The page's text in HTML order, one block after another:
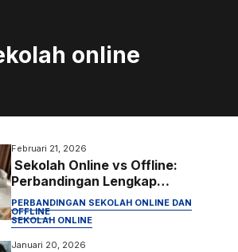
online
Februari 21, 2026
Sekolah Online vs Offline:
Perbandingan Lengkap
Kelebihan, Kekurangan, dan
Mana yang Terbaik (2026)
PERBANDINGAN SEKOLAH ONLINE DAN
OFFLINE
SEKOLAH ONLINE
Januari 20, 2026